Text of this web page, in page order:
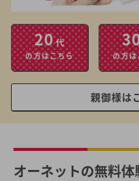
20代
の方はこちら の方
親御様は
オーネットの無料